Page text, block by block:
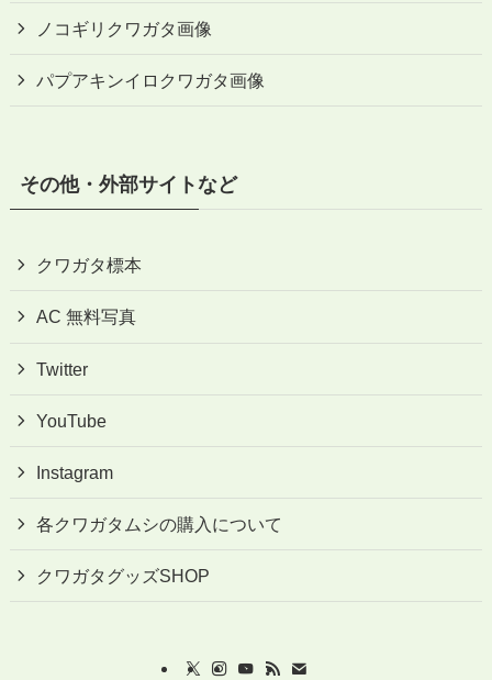
ノコギリクワガタ画像
パプアキンイロクワガタ画像
その他・外部サイトなど
クワガタ標本
AC 無料写真
Twitter
YouTube
Instagram
各クワガタムシの購入について
クワガタグッズSHOP